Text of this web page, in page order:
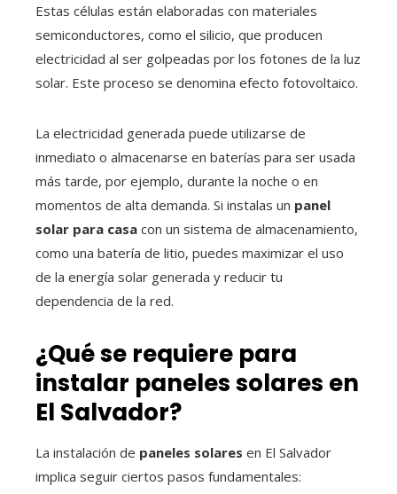
Estas células están elaboradas con materiales
semiconductores, como el silicio, que producen
electricidad al ser golpeadas por los fotones de la luz
solar. Este proceso se denomina efecto fotovoltaico.
La electricidad generada puede utilizarse de
inmediato o almacenarse en baterías para ser usada
más tarde, por ejemplo, durante la noche o en
momentos de alta demanda. Si instalas un panel
solar para casa con un sistema de almacenamiento,
como una batería de litio, puedes maximizar el uso
de la energía solar generada y reducir tu
dependencia de la red.
¿Qué se requiere para
instalar paneles solares en
El Salvador?
La instalación de paneles solares en El Salvador
implica seguir ciertos pasos fundamentales: